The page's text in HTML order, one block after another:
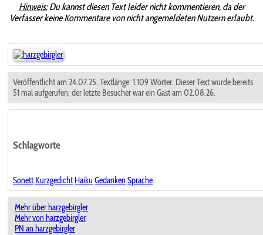
Hinweis:Du kannst diesen Text leider nicht kommentieren, da der
Verfasser keine Kommentare von nicht angemeldeten Nutzern erlaubt.
Veröffentlicht am 24.07.25. Textlänge: 1.109 Wörter. Dieser Text wurde bereits
51 mal aufgerufen; der letzte Besucher war ein Gast am 02.08.26.
Schlagworte
Sonett Kurzgedicht Haiku Gedanken Sprache
Mehr über harzgebirgler
Mehr von harzgebirgler
PN an harzgebirgler